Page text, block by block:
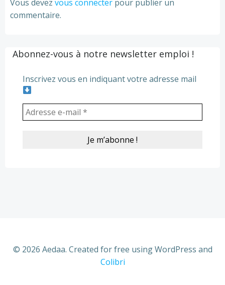
Vous devez vous connecter pour publier un
commentaire.
Abonnez-vous à notre newsletter emploi !
Inscrivez vous en indiquant votre adresse mail
© 2026 Aedaa. Created for free using WordPress and
Colibri